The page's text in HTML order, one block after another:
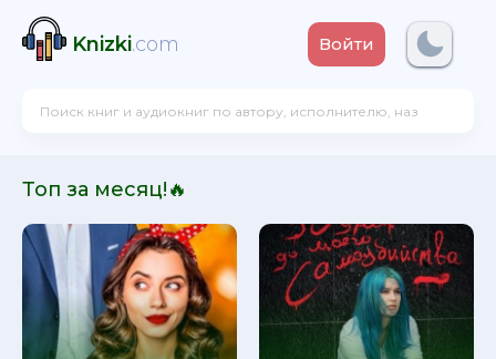
Knizki.com Войти
Топ за месяц!🔥